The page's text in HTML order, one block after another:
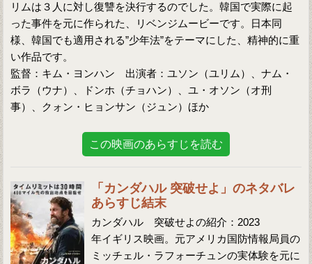
リムは３人に対し復讐を決行するのでした。韓国で実際に起
った事件を元に作られた、リベンジムービーです。日本同
様、韓国でも適用される”少年法”をテーマにした、精神的に重
い作品です。
監督：キム・ヨンハン 出演者：ユソン（ユリム）、ナム・
ボラ（ウナ）、ドンホ（チョハン）、ユ・オソン（オ刑
事）、クォン・ヒョンサン（ジュン）ほか
この映画のあらすじを読む
「カンダハル 突破せよ」のネタバレ
あらすじ結末
カンダハル 突破せよの紹介：2023
年イギリス映画。元アメリカ国防情報局員の
ミッチェル・ラフォーチュンの実体験を元に